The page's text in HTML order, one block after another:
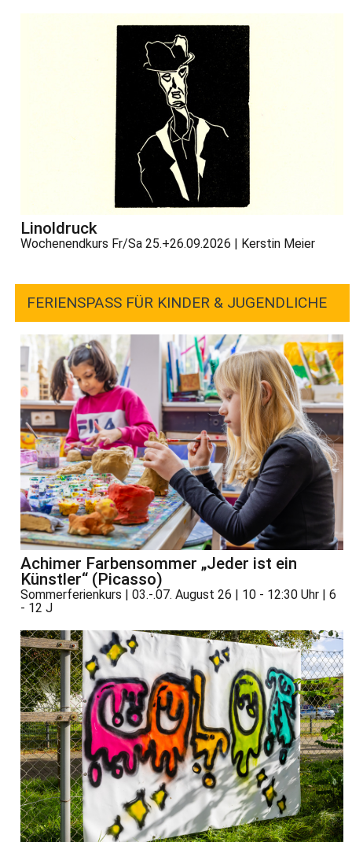
Linoldruck
Wochenendkurs Fr/Sa 25.+26.09.2026 | Kerstin Meier
FERIENSPASS FÜR KINDER & JUGENDLICHE
Achimer Farbensommer „Jeder ist ein
Künstler“ (Picasso)
Sommerferienkurs | 03.-.07. August 26 | 10 - 12:30 Uhr | 6
- 12 J